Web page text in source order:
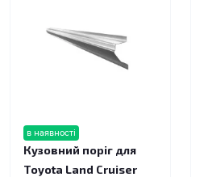
в наявності
Кузовний поріг для
Toyota Land Cruiser